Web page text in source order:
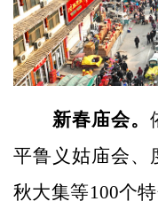
新春庙会。
平鲁义姑庙会、
秋大集等100个